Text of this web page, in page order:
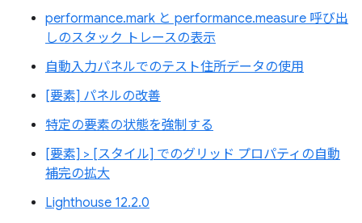
performance.mark と performance.measure 呼び出
しのスタック トレースの表示
自動入力パネルでのテスト住所データの使用
[要素] パネルの改善
特定の要素の状態を強制する
[要素] > [スタイル] でのグリッド プロパティの自動
補完の拡大
Lighthouse 12.2.0